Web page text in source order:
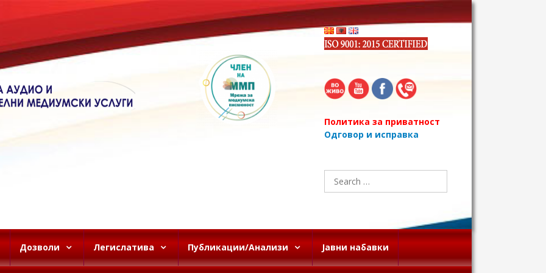
Политика за приватност
Одговор и исправка
Search
for:
Дозволи Легислатива Публикации/Анализи Јавни набавки